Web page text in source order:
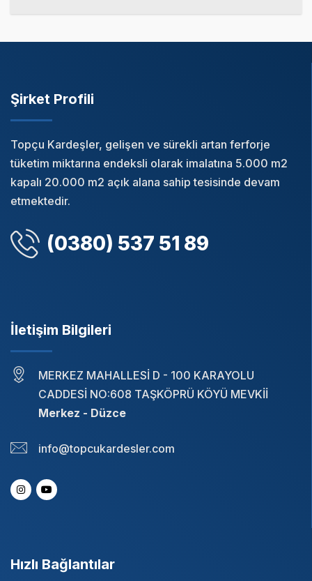
Şirket Profili
Topçu Kardeşler, gelişen ve sürekli artan ferforje
tüketim miktarına endeksli olarak imalatına 5.000 m2
kapalı 20.000 m2 açık alana sahip tesisinde devam
etmektedir.
(0380) 537 51 89
İletişim Bilgileri
MERKEZ MAHALLESİ D - 100 KARAYOLU
CADDESİ NO:608 TAŞKÖPRÜ KÖYÜ MEVKİİ
Merkez - Düzce
info@topcukardesler.com
Hızlı Bağlantılar